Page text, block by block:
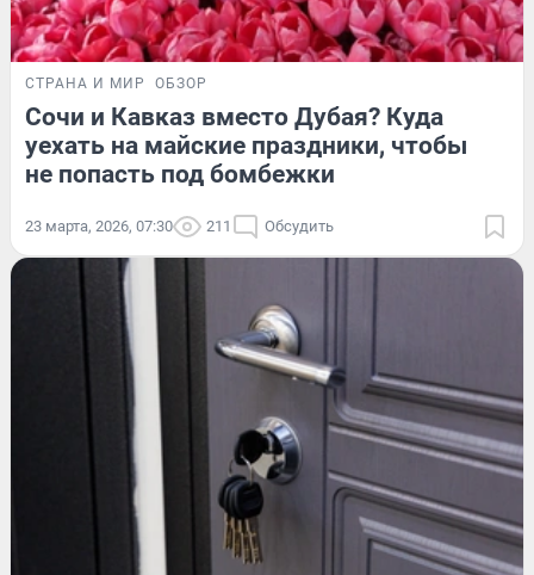
СТРАНА И МИР ОБЗОР
Сочи и Кавказ вместо Дубая? Куда
уехать на майские праздники, чтобы
не попасть под бомбежки
23 марта, 2026, 07:30 211 Обсудить